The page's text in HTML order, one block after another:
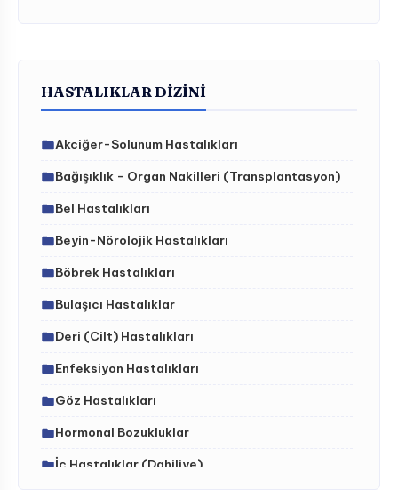
HASTALIKLAR DIZINI
Akciğer-Solunum Hastalıkları
Bağışıklık - Organ Nakilleri (Transplantasyon)
Bel Hastalıkları
Beyin-Nörolojik Hastalıkları
Böbrek Hastalıkları
Bulaşıcı Hastalıklar
Deri (Cilt) Hastalıkları
Enfeksiyon Hastalıkları
Göz Hastalıkları
Hormonal Bozukluklar
İç Hastalıklar (Dahiliye)